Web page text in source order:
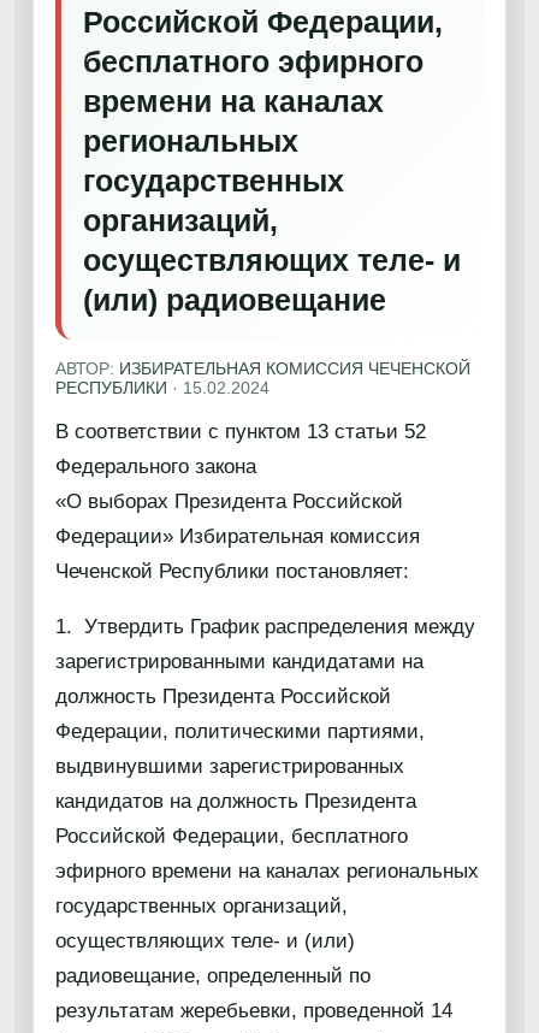
Российской Федерации,
бесплатного эфирного
времени на каналах
региональных
государственных
организаций,
осуществляющих теле- и
(или) радиовещание
АВТОР: ИЗБИРАТЕЛЬНАЯ КОМИССИЯ ЧЕЧЕНСКОЙ
РЕСПУБЛИКИ · 15.02.2024
В соответствии с пунктом 13 статьи 52
Федерального закона
«О выборах Президента Российской
Федерации» Избирательная комиссия
Чеченской Республики постановляет:
1. Утвердить График распределения между
зарегистрированными кандидатами на
должность Президента Российской
Федерации, политическими партиями,
выдвинувшими зарегистрированных
кандидатов на должность Президента
Российской Федерации, бесплатного
эфирного времени на каналах региональных
государственных организаций,
осуществляющих теле- и (или)
радиовещание, определенный по
результатам жеребьевки, проведенной 14